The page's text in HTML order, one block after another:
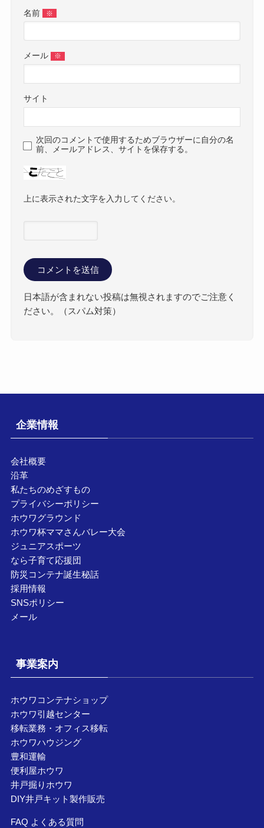
名前 ※
メール ※
サイト
次回のコメントで使用するためブラウザーに自分の名
前、メールアドレス、サイトを保存する。
上に表示された文字を入力してください。
日本語が含まれない投稿は無視されますのでご注意く
ださい。（スパム対策）
企業情報
会社概要
沿革
私たちのめざすもの
プライバシーポリシー
ホウワグラウンド
ホウワ杯ママさんバレー大会
ジュニアスポーツ
なら子育て応援団
防災コンテナ誕生秘話
採用情報
SNSポリシー
メール
事業案内
ホウワコンテナショップ
ホウワ引越センター
移転業務・オフィス移転
ホウワハウジング
豊和運輸
便利屋ホウワ
井戸掘りホウワ
DIY井戸キット製作販売
FAQ よくある質問